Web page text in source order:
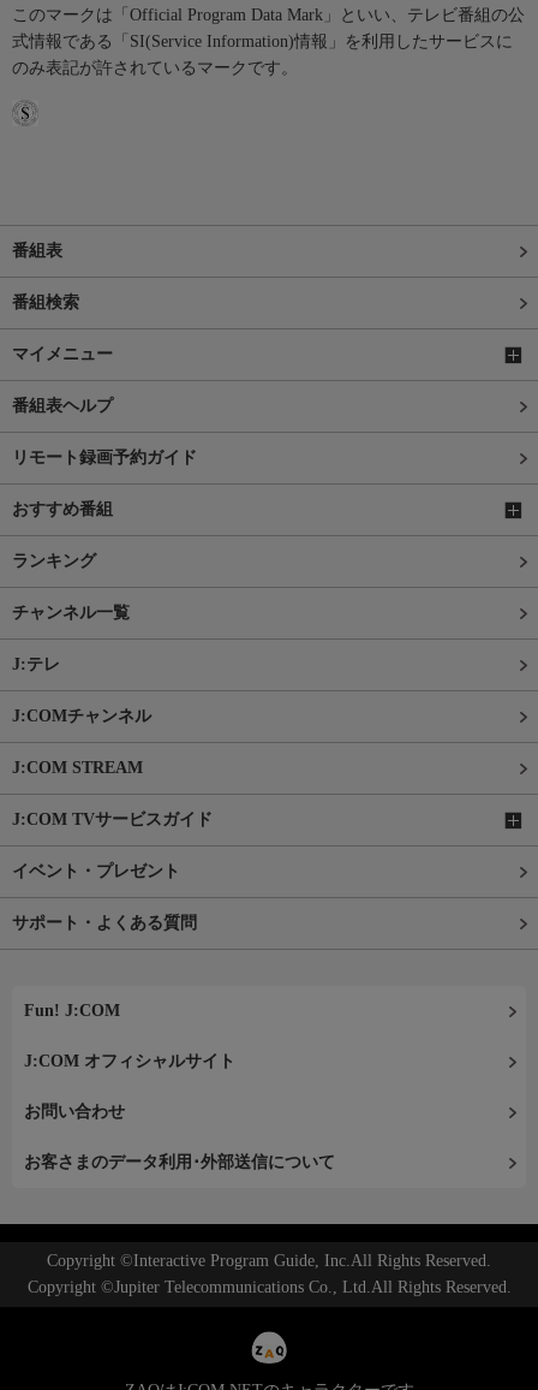
このマークは「Official Program Data Mark」といい、テレビ番組の公
式情報である「SI(Service Information)情報」を利用したサービスに
のみ表記が許されているマークです。
番組表
番組検索
マイメニュー
番組表ヘルプ
リモート録画予約ガイド
おすすめ番組
ランキング
チャンネル一覧
J:テレ
J:COMチャンネル
J:COM STREAM
J:COM TVサービスガイド
イベント・プレゼント
サポート・よくある質問
Fun! J:COM
J:COM オフィシャルサイト
お問い合わせ
お客さまのデータ利用･外部送信について
Copyright ©Interactive Program Guide, Inc.All Rights Reserved.
Copyright ©Jupiter Telecommunications Co., Ltd.All Rights Reserved.